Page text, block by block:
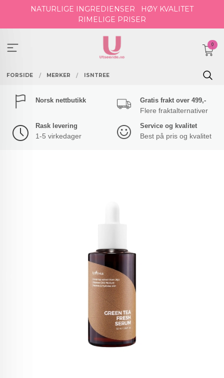
NATURLIGE INGREDIENSER
HØY KVALITET
RIMELIGE PRISER
0
FORSIDE MERKER ISNTREE
Norsk nettbutikk Gratis frakt over 499,-
Flere fraktalternativer
Rask levering
1-5 virkedager
Service og kvalitet
Best på pris og kvalitet